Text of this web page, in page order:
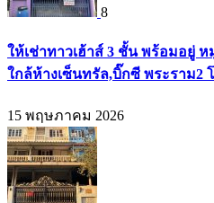
8
ให้เช่าทาวเฮ้าส์ 3 ชั้น พร้อมอยู่
ใกล้ห้างเซ็นทรัล,บิ๊กซี พระราม2 โ
15 พฤษภาคม 2026